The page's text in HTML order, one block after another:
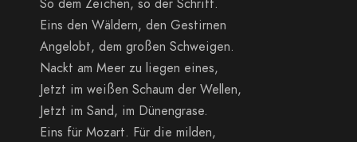
So dem Zeichen, so der Schrift.
Eins den Wäldern, den Gestirnen
Angelobt, dem großen Schweigen.
Nackt am Meer zu liegen eines,
Jetzt im weißen Schaum der Wellen,
Jetzt im Sand, im Dünengrase.
Eins für Mozart. Für die milden,